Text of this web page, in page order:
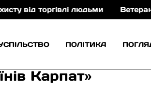
людьми Ветерани
ПОЛІТИКА
Карпат»